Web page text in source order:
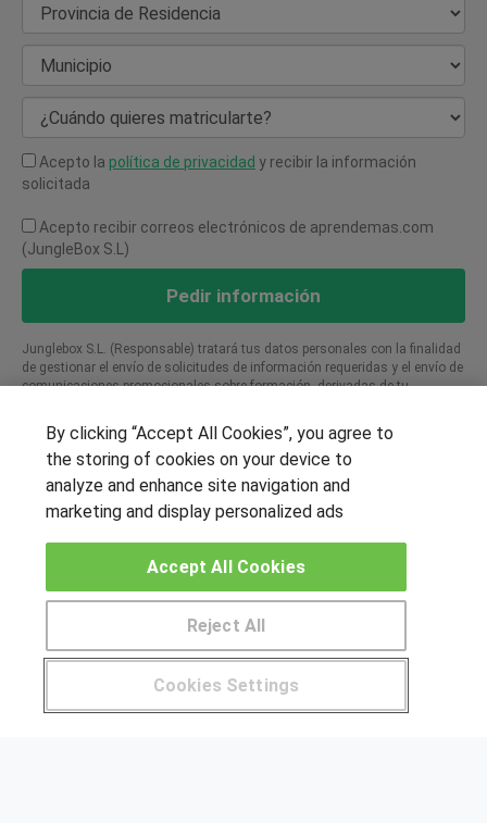
Provincia de Residencia
Municipio
¿Cuándo quieres matricularte?
Acepto la política de privacidad y recibir la información
solicitada
Acepto recibir correos electrónicos de aprendemas.com
(JungleBox S.L)
Pedir información
Junglebox S.L. (Responsable) tratará tus datos personales con la finalidad
de gestionar el envío de solicitudes de información requeridas y el envío de
comunicaciones promocionales sobre formación, derivadas de tu
rectificación, limitación, portabilidad y otros derechos, según lo indicado en
nuestra P. de Privacidad​
Pide más información al centro
SÍGUENOS EN LAS REDES
OTROS GRUPOS DE INTERES
Muro de los idiomas
Hablemos de empleo
By clicking “Accept All Cookies”, you agree to
the storing of cookies on your device to
analyze and enhance site navigation and
marketing and display personalized ads
Cookies Settings
Reject All
Accept All Cookies